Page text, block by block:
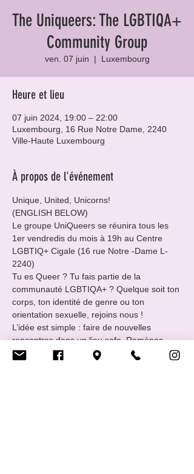
The Uniqueers: The LGBTIQA+
Community Group
ven. 07 juin
  |
Luxembourg
Heure et lieu
07 juin 2024, 19:00 – 22:00
Luxembourg, 16 Rue Notre Dame, 2240
Ville-Haute Luxembourg
À propos de l'événement
Unique, United, Unicorns!
(ENGLISH BELOW)
Le groupe UniQueers se réunira tous les
1er vendredis du mois à 19h au Centre
LGBTIQ+ Cigale (16 rue Notre -Dame L-
2240)
Tu es Queer ? Tu fais partie de la
communauté LGBTIQA+ ? Quelque soit ton
corps, ton identité de genre ou ton
orientation sexuelle, rejoins nous !
L’idée est simple : faire de nouvelles
rencontres dans un lieu safe. Ramènes
avec toi une boisson et un snack à partager.